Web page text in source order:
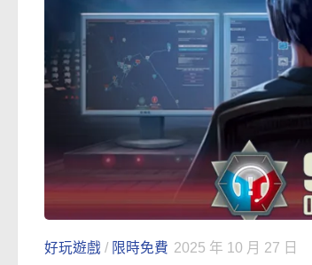
好玩遊戲 / 限時免費 2025 年 10 月 27 日